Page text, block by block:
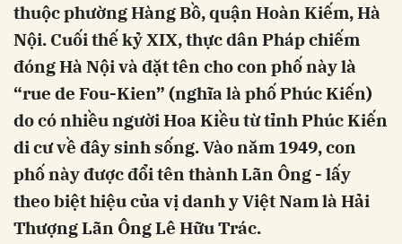
thuộc phường Hàng Bồ, quận Hoàn Kiếm, Hà
Nội. Cuối thế kỷ XIX, thực dân Pháp chiếm
đóng Hà Nội và đặt tên cho con phố này là
“rue de Fou-Kien” (nghĩa là phố Phúc Kiến)
do có nhiều người Hoa Kiều từ tỉnh Phúc Kiến
di cư về đây sinh sống. Vào năm 1949, con
phố này được đổi tên thành Lãn Ông - lấy
theo biệt hiệu của vị danh y Việt Nam là Hải
Thượng Lãn Ông Lê Hữu Trác.